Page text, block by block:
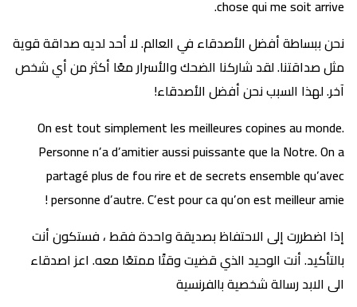
chose qui me soit arrive.
نحن ببساطة أفضل الأصدقاء في العالم. لا أحد لديه صداقة قوية
مثل صداقتنا. لقد شاركنا الضحك والأسرار معًا أكثر من أي شخص
آخر. لهذا السبب نحن أفضل الأصدقاء!
On est tout simplement les meilleures copines au monde.
Personne n’a d’amitier aussi puissante que la Notre. On a
partagé plus de fou rire et de secrets ensemble qu’avec
personne d’autre. C’est pour ca qu’on est meilleur amie !
إذا اضطررت إلى الاحتفاظ بصديقة واحدة فقط ، فستكون أنت
بالتأكيد. أنت الوحيد الذي قضيت وقتًا ممتعًا معه. اعز اصدقاء
الى الابد رسالة شخصية بالفرنسية